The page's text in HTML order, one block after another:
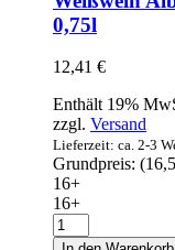
Menge
0,75l
12,41 €
Enthält 19%
zzgl. Versand
Lieferzeit: ca. 2-3
Grundpreis: (
16+
16+
Weißwein
Albariño